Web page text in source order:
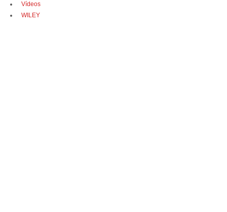
Vídeos
WILEY